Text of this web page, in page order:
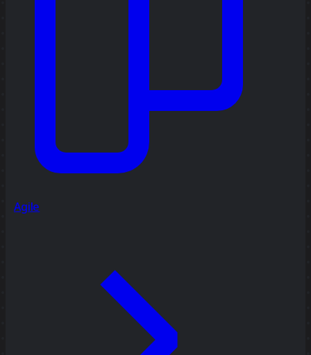
Agile